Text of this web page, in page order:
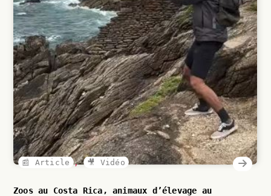
📰 Article , 🎥 Vidéo
Zoos au Costa Rica, animaux d’élevage au